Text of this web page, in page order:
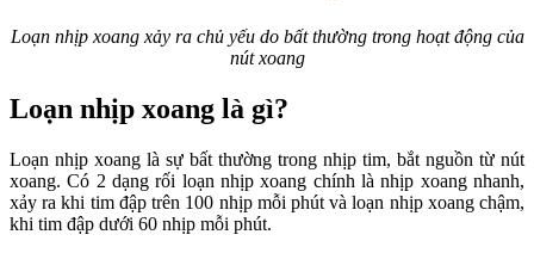
Loạn nhịp xoang xảy ra chủ yếu do bất thường trong hoạt động của
nút xoang
Loạn nhịp xoang là gì?
Loạn nhịp xoang là sự bất thường trong nhịp tim, bắt nguồn từ nút
xoang. Có 2 dạng rối loạn nhịp xoang chính là nhịp xoang nhanh,
xảy ra khi tim đập trên 100 nhịp mỗi phút và loạn nhịp xoang chậm,
khi tim đập dưới 60 nhịp mỗi phút.